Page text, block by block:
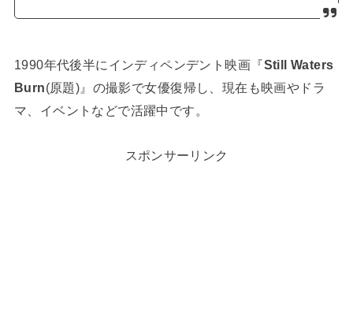
1990年代後半にインディペンデント映画『Still Waters
Burn(原題)』の撮影で女優復帰し、現在も映画やドラ
マ、イベントなどで活躍中です。
スポンサーリンク